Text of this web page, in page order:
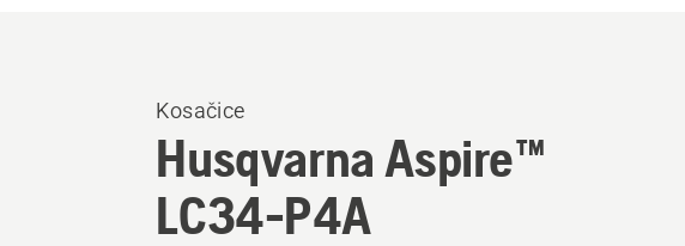
Kosačice
Husqvarna Aspire™
LC34-P4A